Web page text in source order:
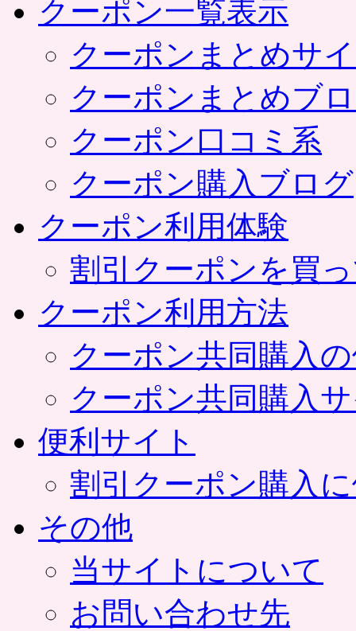
クーポン一覧表示
クーポンまとめサ
クーポンまとめブ
クーポン口コミ系
クーポン購入ブログ
クーポン利用体験
割引クーポンを買
クーポン利用方法
クーポン共同購入
クーポン共同購入
便利サイト
割引クーポン購入
その他
当サイトについて
お問い合わせ先